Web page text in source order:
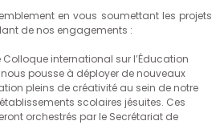
en vous soumettant les projets
de nos engagements :
Colloque international sur l’Éducation
pousse à déployer de nouveaux
pleins de créativité au sein de notre
scolaires jésuites. Ces
orchestrés par le Secrétariat de